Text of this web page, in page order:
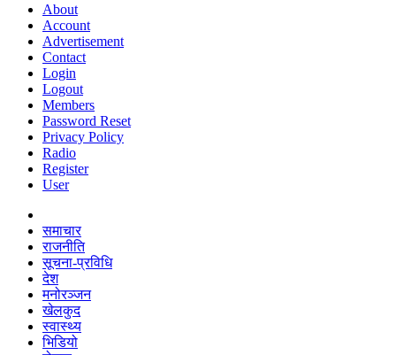
About
Account
Advertisement
Contact
Login
Logout
Members
Password Reset
Privacy Policy
Radio
Register
User
समाचार
राजनीति
सूचना-प्रविधि
देश
मनोरञ्जन
खेलकुद
स्वास्थ्य
भिडियो